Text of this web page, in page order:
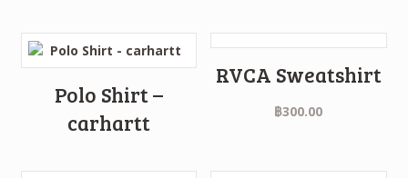
Polo Shirt –
carhartt
RVCA Sweatshirt
฿300.00